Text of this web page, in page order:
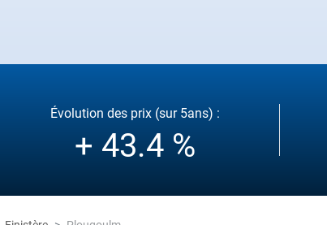
Évolution des prix (sur 5ans) :
+ 43.4 %